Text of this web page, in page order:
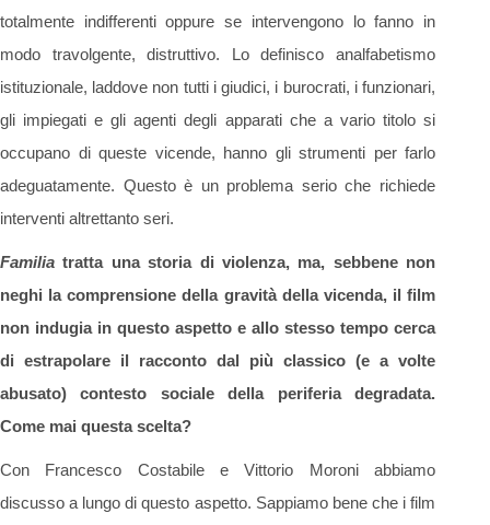
totalmente indifferenti oppure se intervengono lo fanno in
modo travolgente, distruttivo. Lo definisco analfabetismo
istituzionale, laddove non tutti i giudici, i burocrati, i funzionari,
gli impiegati e gli agenti degli apparati che a vario titolo si
occupano di queste vicende, hanno gli strumenti per farlo
adeguatamente. Questo è un problema serio che richiede
interventi altrettanto seri.
Familia tratta una storia di violenza, ma, sebbene non
neghi la comprensione della gravità della vicenda, il film
non indugia in questo aspetto e allo stesso tempo cerca
di estrapolare il racconto dal più classico (e a volte
abusato) contesto sociale della periferia degradata.
Come mai questa scelta?
Con Francesco Costabile e Vittorio Moroni abbiamo
discusso a lungo di questo aspetto. Sappiamo bene che i film